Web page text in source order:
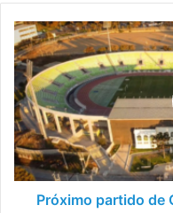
Próximo
partido
de
Colo
Colo
es
con
Wanderers
Próximo partido de